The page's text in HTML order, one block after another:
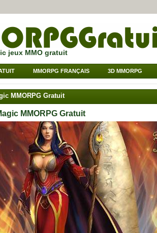
jeux MMO gratuit
MMORPG FRANÇAIS 3D MMORPG
MMORPG Gratuit
MMORPG Gratuit